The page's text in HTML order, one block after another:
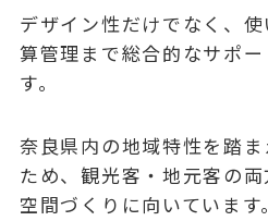
デザイン性だけでなく、
算管理まで総合的なサポ
す。
奈良県内の地域特性を踏
ため、観光客・地元客の
空間づくりに向いています。